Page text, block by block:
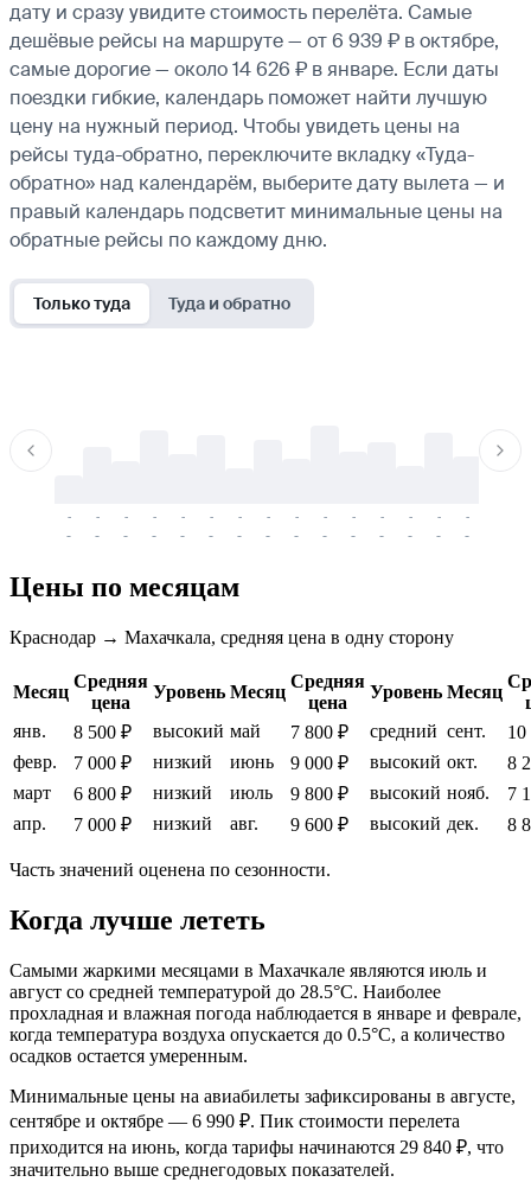
дату и сразу увидите стоимость перелёта. Самые
дешёвые рейсы на маршруте — от 6 939 ₽ в октябре,
самые дорогие — около 14 626 ₽ в январе. Если даты
поездки гибкие, календарь поможет найти лучшую
цену на нужный период. Чтобы увидеть цены на
рейсы туда-обратно, переключите вкладку «Туда-
обратно» над календарём, выберите дату вылета — и
правый календарь подсветит минимальные цены на
обратные рейсы по каждому дню.
Только туда Туда и обратно
-
-
-
-
-
-
-
-
-
-
-
-
-
-
-
-
-
-
-
-
-
-
-
-
-
-
-
-
-
-
Цены по месяцам
Краснодар → Махачкала, средняя цена в одну сторону
Месяц
Средняя
цена
Уровень Месяц
Средняя
цена
Уровень Месяц
янв.
8 500 ₽ высокий май 7 800 ₽ средний сент.
10
февр.
7 000 ₽ низкий июнь 9 000 ₽ высокий окт.
8
март
6 800 ₽ низкий июль 9 800 ₽ высокий нояб.
7
апр.
7 000 ₽ низкий авг. 9 600 ₽ высокий дек. 8
Часть значений оценена по сезонности.
Когда лучше лететь
Самыми жаркими месяцами в Махачкале являются июль и
август со средней температурой до 28.5°C. Наиболее
прохладная и влажная погода наблюдается в январе и феврале,
когда температура воздуха опускается до 0.5°C, а количество
осадков остается умеренным.
Минимальные цены на авиабилеты зафиксированы в августе,
сентябре и октябре — 6 990 ₽. Пик стоимости перелета
приходится на июнь, когда тарифы начинаются 29 840 ₽, что
значительно выше среднегодовых показателей.